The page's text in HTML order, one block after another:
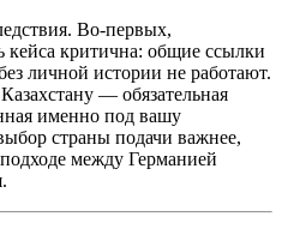
Во-первых,
кейса критична: общие ссылки
личной истории не работают.
— обязательная
именно под вашу
страны подачи важнее,
между Германией